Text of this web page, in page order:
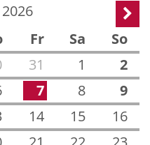
Fr Sa
So
31 1
2
7 8
9
14 15
16